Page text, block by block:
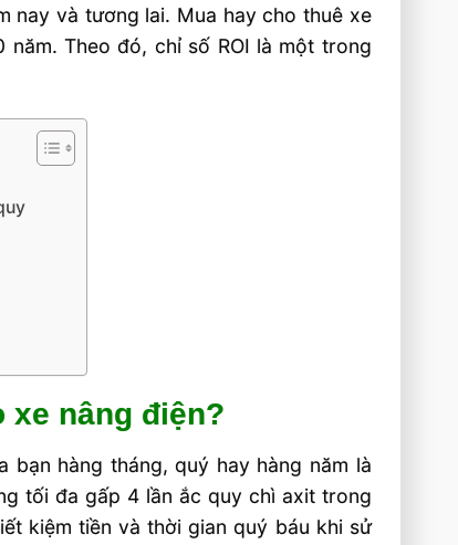
nay và tương lai. Mua hay cho thuê xe
Theo đó, chỉ số ROI là một trong
xe nâng điện?
hàng tháng, quý hay hàng năm là
tối đa gấp 4 lần ắc quy chì axit trong
kiệm tiền và thời gian quý báu khi sử